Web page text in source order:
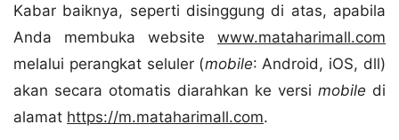
Kabar baiknya, seperti disinggung di atas, apabila
Anda membuka website www.mataharimall.com
melalui perangkat seluler (mobile: Android, iOS, dll)
akan secara otomatis diarahkan ke versi mobile di
alamat https://m.mataharimall.com.